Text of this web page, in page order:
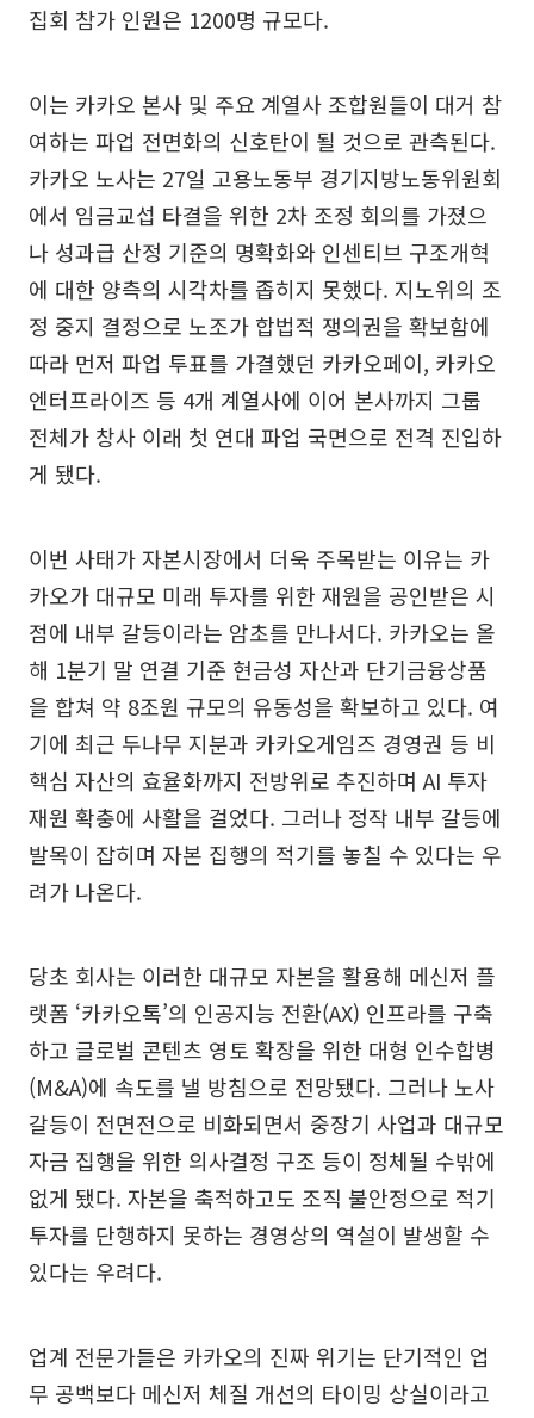
집회 참가 인원은 1200명 규모다.
이는 카카오 본사 및 주요 계열사 조합원들이 대거 참
여하는 파업 전면화의 신호탄이 될 것으로 관측된다.
카카오 노사는 27일 고용노동부 경기지방노동위원회
에서 임금교섭 타결을 위한 2차 조정 회의를 가졌으
나 성과급 산정 기준의 명확화와 인센티브 구조개혁
에 대한 양측의 시각차를 좁히지 못했다. 지노위의 조
정 중지 결정으로 노조가 합법적 쟁의권을 확보함에
따라 먼저 파업 투표를 가결했던 카카오페이, 카카오
엔터프라이즈 등 4개 계열사에 이어 본사까지 그룹
전체가 창사 이래 첫 연대 파업 국면으로 전격 진입하
게 됐다.
이번 사태가 자본시장에서 더욱 주목받는 이유는 카
카오가 대규모 미래 투자를 위한 재원을 공인받은 시
점에 내부 갈등이라는 암초를 만나서다. 카카오는 올
해 1분기 말 연결 기준 현금성 자산과 단기금융상품
을 합쳐 약 8조원 규모의 유동성을 확보하고 있다. 여
기에 최근 두나무 지분과 카카오게임즈 경영권 등 비
핵심 자산의 효율화까지 전방위로 추진하며 AI 투자
재원 확충에 사활을 걸었다. 그러나 정작 내부 갈등에
발목이 잡히며 자본 집행의 적기를 놓칠 수 있다는 우
려가 나온다.
당초 회사는 이러한 대규모 자본을 활용해 메신저 플
랫폼 ‘카카오톡’의 인공지능 전환(AX) 인프라를 구축
하고 글로벌 콘텐츠 영토 확장을 위한 대형 인수합병
(M&A)에 속도를 낼 방침으로 전망됐다. 그러나 노사
갈등이 전면전으로 비화되면서 중장기 사업과 대규모
자금 집행을 위한 의사결정 구조 등이 정체될 수밖에
없게 됐다. 자본을 축적하고도 조직 불안정으로 적기
투자를 단행하지 못하는 경영상의 역설이 발생할 수
있다는 우려다.
업계 전문가들은 카카오의 진짜 위기는 단기적인 업
무 공백보다 메신저 체질 개선의 타이밍 상실이라고